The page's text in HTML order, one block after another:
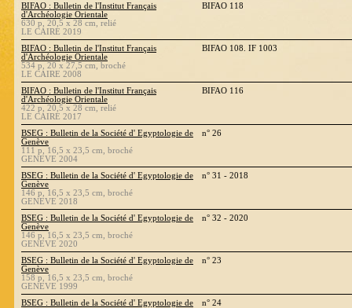
BIFAO : Bulletin de l'Institut Français
d'Archéologie Orientale
630 p, 20,5 x 28 cm, relié
LE CAIRE 2019
BIFAO 118
BIFAO : Bulletin de l'Institut Français
d'Archéologie Orientale
534 p, 20 x 27,5 cm, broché
LE CAIRE 2008
BIFAO 108. IF 1003
BIFAO : Bulletin de l'Institut Français
d'Archéologie Orientale
422 p, 20,5 x 28 cm, relié
LE CAIRE 2017
BIFAO 116
BSEG : Bulletin de la Société d' Egyptologie de
Genève
111 p, 16,5 x 23,5 cm, broché
GENEVE 2004
n° 26
BSEG : Bulletin de la Société d' Egyptologie de
Genève
146 p, 16,5 x 23,5 cm, broché
GENEVE 2018
n° 31 - 2018
BSEG : Bulletin de la Société d' Egyptologie de
Genève
146 p, 16,5 x 23,5 cm, broché
GENEVE 2020
n° 32 - 2020
BSEG : Bulletin de la Société d' Egyptologie de
Genève
158 p, 16,5 x 23,5 cm, broché
GENEVE 1999
n° 23
BSEG : Bulletin de la Société d' Egyptologie de
n° 24